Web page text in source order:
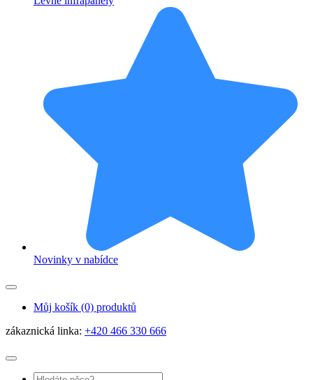
Novinky v nabídce
Můj košík (0) produktů
zákaznická linka: +420 466 330 666